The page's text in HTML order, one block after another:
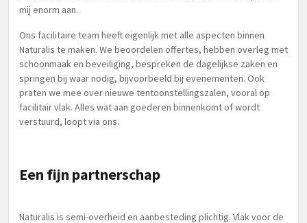
mij enorm aan.
Ons facilitaire team heeft eigenlijk met alle aspecten binnen
Naturalis te maken. We beoordelen offertes, hebben overleg met
schoonmaak en beveiliging, bespreken de dagelijkse zaken en
springen bij waar nodig, bijvoorbeeld bij evenementen. Ook
praten we mee over nieuwe tentoonstellingszalen, vooral op
facilitair vlak. Alles wat aan goederen binnenkomt of wordt
verstuurd, loopt via ons.
Een fijn partnerschap
Naturalis is semi-overheid en aanbesteding plichtig. Vlak voor de